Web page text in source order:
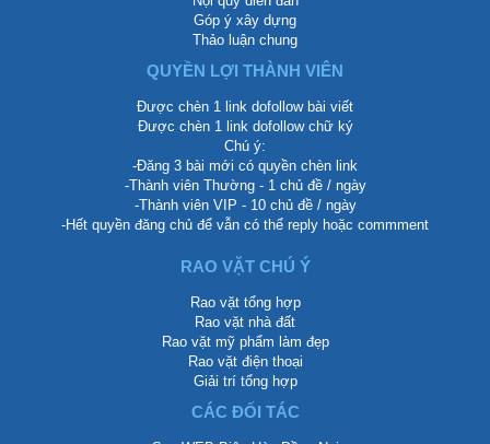
Góp ý xây dựng
Thảo luận chung
QUYỀN LỢI THÀNH VIÊN
Được chèn 1 link dofollow bài viết
Được chèn 1 link dofollow chữ ký
Chú ý:
-Đăng 3 bài mới có quyền chèn link
-Thành viên Thường - 1 chủ đề / ngày
-Thành viên VIP - 10 chủ đề / ngày
-Hết quyền đăng chủ để vẫn có thể reply hoặc commment
RAO VẶT CHÚ Ý
Rao vặt tổng hợp
Rao vặt nhà đất
Rao vặt mỹ phẩm làm đẹp
Rao vặt điện thoại
Giải trí tổng hợp
CÁC ĐỐI TÁC